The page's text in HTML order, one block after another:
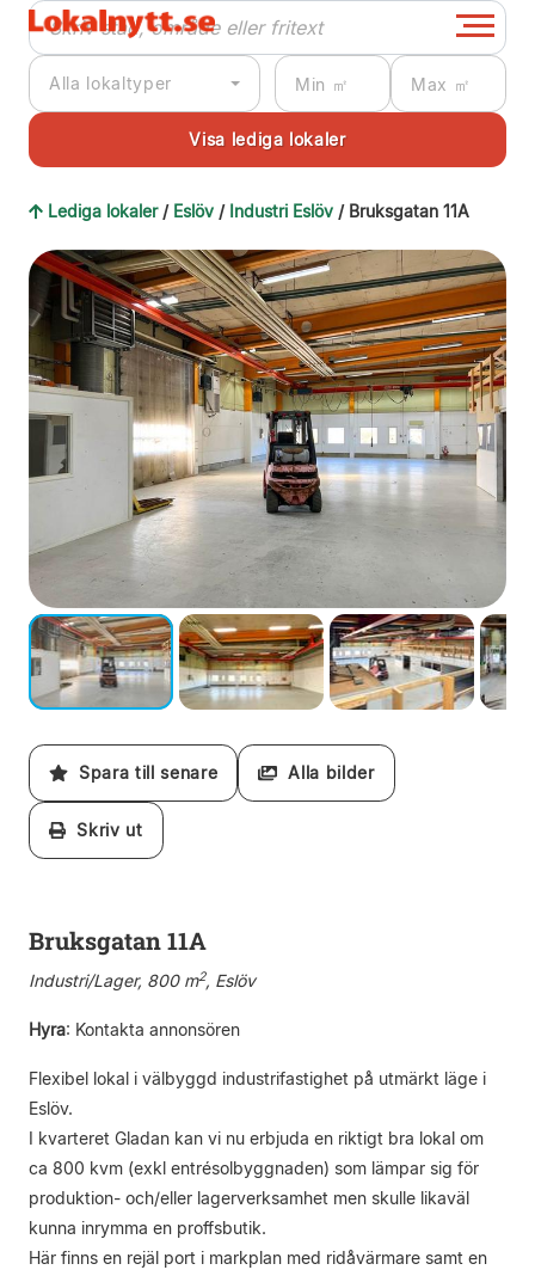
Alla lokaltyper
Lediga lokaler / Eslöv / Industri Eslöv / Bruksgatan 11A
Spara till senare Alla bilder
Skriv ut
Bruksgatan 11A
Industri/Lager, 800 m2, Eslöv
Hyra: Kontakta annonsören
Flexibel lokal i välbyggd industrifastighet på utmärkt läge i
Eslöv.
I kvarteret Gladan kan vi nu erbjuda en riktigt bra lokal om
ca 800 kvm (exkl entrésolbyggnaden) som lämpar sig för
produktion- och/eller lagerverksamhet men skulle likaväl
kunna inrymma en proffsbutik.
Här finns en rejäl port i markplan med ridåvärmare samt en